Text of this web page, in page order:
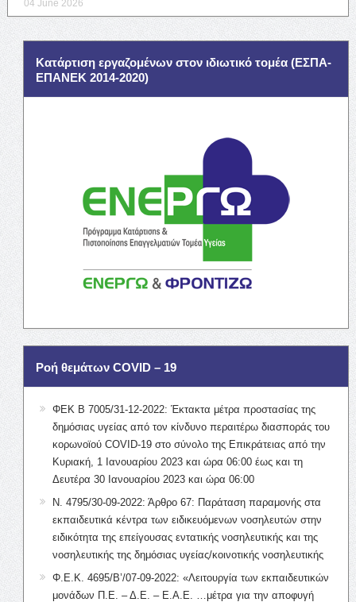
04 June 2026
Κατάρτιση εργαζομένων στον ιδιωτικό τομέα (ΕΣΠΑ-
ΕΠΑΝΕΚ 2014-2020)
Ροή θεμάτων COVID – 19
ΦΕΚ Β 7005/31-12-2022: Έκτακτα μέτρα προστασίας της
δημόσιας υγείας από τον κίνδυνο περαιτέρω διασποράς του
κορωνοϊού COVID-19 στο σύνολο της Επικράτειας από την
Κυριακή, 1 Ιανουαρίου 2023 και ώρα 06:00 έως και τη
Δευτέρα 30 Ιανουαρίου 2023 και ώρα 06:00
Ν. 4795/30-09-2022: Άρθρο 67: Παράταση παραμονής στα
εκπαιδευτικά κέντρα των ειδικευόμενων νοσηλευτών στην
ειδικότητα της επείγουσας εντατικής νοσηλευτικής και της
νοσηλευτικής της δημόσιας υγείας/κοινοτικής νοσηλευτικής
Φ.Ε.Κ. 4695/Β’/07-09-2022: «Λειτουργία των εκπαιδευτικών
μονάδων Π.Ε. – Δ.Ε. – Ε.Α.Ε. …μέτρα για την αποφυγή